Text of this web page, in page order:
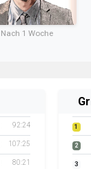
Nach 1 Woche
92:24
107:25
80:21
1
2
3